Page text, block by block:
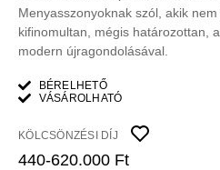
Menyasszonyoknak szól, akik
kifinomultan, mégis határozottan,
modern újragondolásával.
BÉRELHETŐ
VÁSÁROLHATÓ
KÖLCSÖNZÉSI DÍJ
440-620.000 Ft